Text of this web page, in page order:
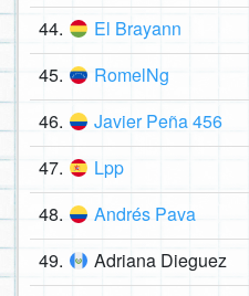
44. El Brayann
45. RomelNg
46. Javier Peña 456
47. Lpp
48. Andrés Pava
49. Adriana Dieguez